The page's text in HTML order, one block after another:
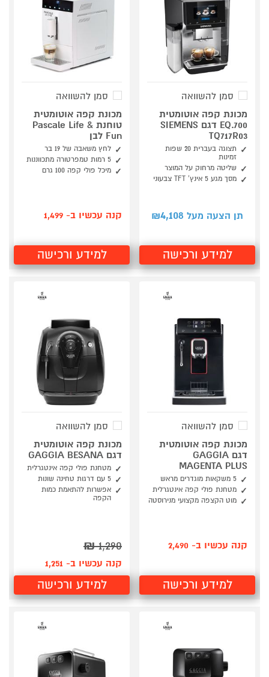
סמן להשוואה
מכונת קפה אוטומטית
EQ.700 דגם SIEMENS
TQ717R03
תצוגה בעברית 20 שפות
זמינות
שליטה מרחוק על המוצר
מסך מגע 5 אינץ' TFT צבעוני
תן הצעה מעל ₪ 4,108
למידע ורכישה
סמן להשוואה
מכונת קפה אוטומטית
טוחנת Pascale Life &
Fun לבן
לחץ משאבה של 19 בר
5 רמות טמפרטורה מתכווננות
מיכל פולי קפה 100 גרם
קנה עכשיו ב- 1,499
למידע ורכישה
סמן להשוואה
מכונת קפה אוטומטית
דגם GAGGIA
MAGENTA PLUS
5 משקאות מוגדרים מראש
מטחנת פולי קפה אינטגרלית
מוט הקצפה מקצועי מנירוסטה
קנה עכשיו ב- 2,490
למידע ורכישה
סמן להשוואה
מכונת קפה אוטומטית
דגם GAGGIA BESANA
מטחנת פולי קפה אינטגרלית
5 עם דרגות טחינה שונות
אפשרות להתאמת כמות
הקפה
1,290
₪
קנה עכשיו ב- 1,251
למידע ורכישה